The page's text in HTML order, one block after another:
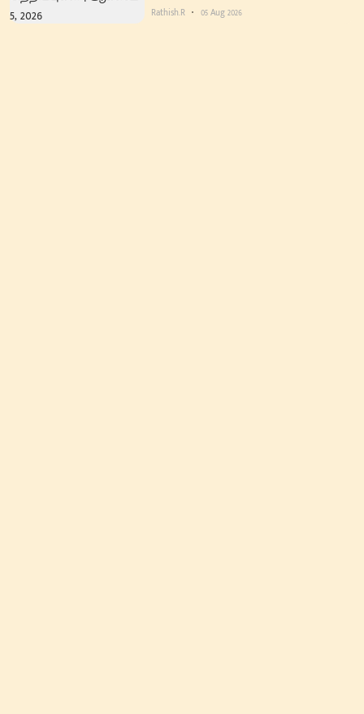
Rathish.R 05 Aug 2026